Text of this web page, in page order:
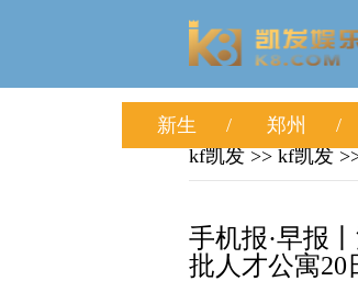
新生 郑州
kf凯发 >> kf凯发
手机报·早报
批人才公寓20